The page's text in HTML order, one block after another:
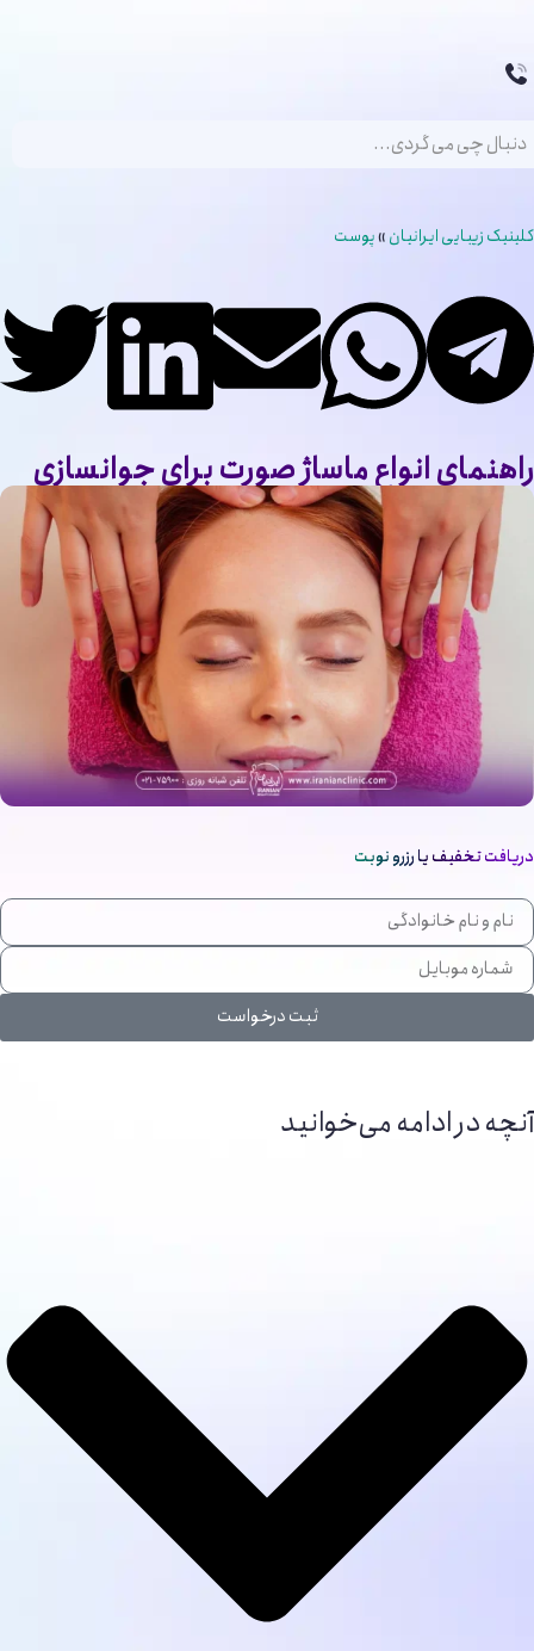
کلینیک زیبایی ایرانیان»پوست
راهنمای انواع ماساژ صورت برای جوانسازی
دریافت تخفیف یا رزرو نوبت
ثبت درخواست
آنچه در ادامه می‌خوانید